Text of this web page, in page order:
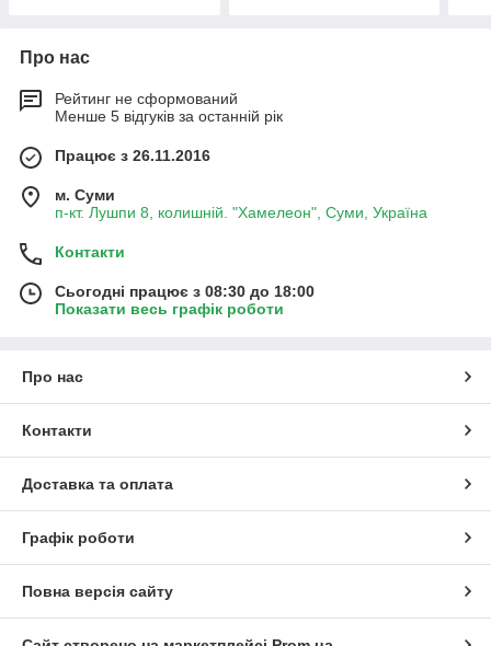
Про нас
Рейтинг не сформований
Менше 5 відгуків за останній рік
Працює з 26.11.2016
м. Суми
п-кт. Лушпи 8, колишній. "Хамелеон", Суми, Україна
Контакти
Сьогодні працює з 08:30 до 18:00
Показати весь графік роботи
Про нас
Контакти
Доставка та оплата
Графік роботи
Повна версія сайту